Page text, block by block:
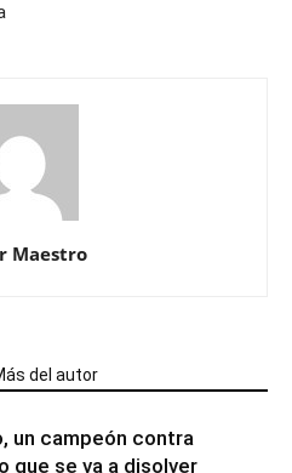
Maestro
del autor
un campeón contra
que se va a disolver